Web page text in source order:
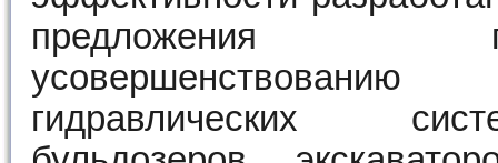
предложения
усовершенствованию
гидравлических